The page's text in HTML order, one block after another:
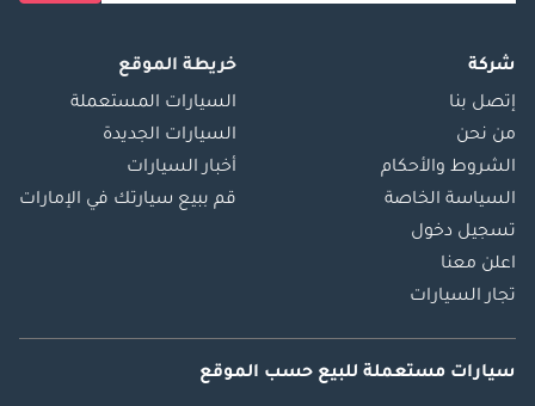
شركة
إتصل بنا
من نحن
الشروط والأحكام
السياسة الخاصة
تسجيل دخول
اعلن معنا
تجار السيارات
خريطة الموقع
السيارات المستعملة
السيارات الجديدة
أخبار السيارات
قم ببيع سيارتك في الإمارات
سيارات مستعملة للبيع حسب الموقع